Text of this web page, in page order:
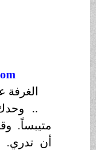
الغرفة
.. وحدك
متيبساً.
أن تدري.